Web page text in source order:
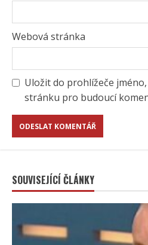
Webová stránka
Uložit do prohlížeče
stránku pro budoucí
SOUVISEJÍCÍ ČLÁNKY